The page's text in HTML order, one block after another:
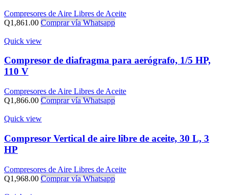
Compresores de Aire Libres de Aceite
Q1,861.00 Comprar vía Whatsapp
Quick view
Compresor de diafragma para aerógrafo, 1/5 HP,
110 V
Compresores de Aire Libres de Aceite
Q1,866.00 Comprar vía Whatsapp
Quick view
Compresor Vertical de aire libre de aceite, 30 L, 3
HP
Compresores de Aire Libres de Aceite
Q1,968.00 Comprar vía Whatsapp